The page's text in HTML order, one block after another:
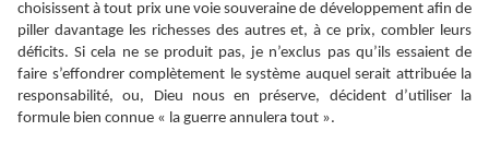
choisissent à tout prix une voie souveraine de développement afin de
piller davantage les richesses des autres et, à ce prix, combler leurs
déficits. Si cela ne se produit pas, je n’exclus pas qu’ils essaient de
faire s’effondrer complètement le système auquel serait attribuée la
responsabilité, ou, Dieu nous en préserve, décident d’utiliser la
formule bien connue « la guerre annulera tout ».